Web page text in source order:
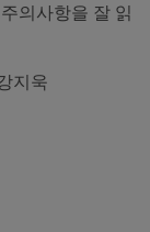
의사항을 잘 읽
지욱